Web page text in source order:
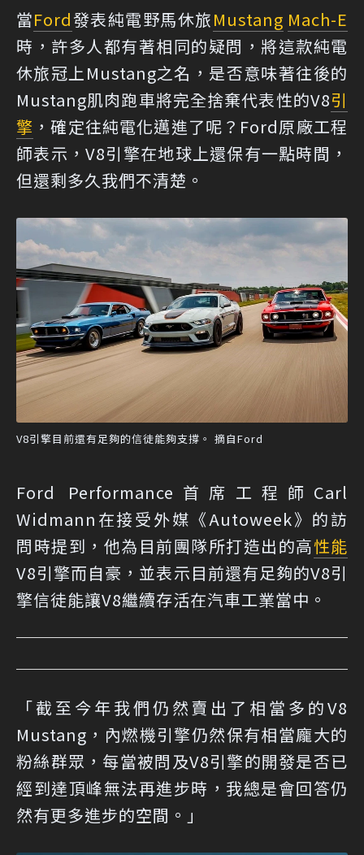
當Ford發表純電野馬休旅Mustang Mach-E
時，許多人都有著相同的疑問，將這款純電
休旅冠上Mustang之名，是否意味著往後的
Mustang肌肉跑車將完全捨棄代表性的V8引
擎 ，確定往純電化邁進了呢？Ford原廠工程
師表示，V8引擎在地球上還保有一點時間，
但還剩多久我們不清楚。
V8引擎目前還有足夠的信徒能夠支撐。 摘自Ford
Ford Performance首席工程師Carl
Widmann在接受外媒《Autoweek》的訪
問時提到，他為目前團隊所打造出的高性能
V8引擎而自豪，並表示目前還有足夠的V8引
擎信徒能讓V8繼續存活在汽車工業當中。
「截至今年我們仍然賣出了相當多的V8
Mustang，內燃機引擎仍然保有相當龐大的
粉絲群眾，每當被問及V8引擎的開發是否已
經到達頂峰無法再進步時，我總是會回答仍
然有更多進步的空間。」